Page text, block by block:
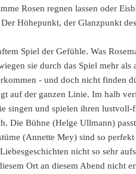
Rosen regnen lassen oder
Höhepunkt, der Glanzpunkt
Spiel der Gefühle. Was
sie durch das Spiel mehr
- und doch nicht finden
auf der ganzen Linie. Im halb
singen und spielen ihren
Die Bühne (Helge Ullmann)
(Annette Mey) sind so
nicht so sehr
Ort an diesem Abend nicht